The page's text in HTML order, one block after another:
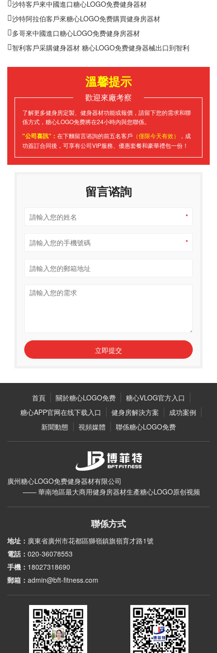
沙特客戶來中國進口糖心LOGO免费健身器材
沙特阿拉伯客戶來糖心LOGO免费購買健身房器材
多哥來中國進口糖心LOGO免费健身房器材
智利客戶采購健身器材 糖心LOGO免费健身器械出口到智利
溫馨提示
歡迎來廠考察
了解更多健身房定製、健身器材功能或報價，請留下您的需求和聯
係方式，糖心LOGO免费將在24小時內與您聯係。
"公司喜訊"： 在下麵留言谘詢的前五名客戶 （僅限今天有效）
，成
功簽訂合同後，可享有公司VIP服務、優惠套餐和豪華禮包一份！
留言谘詢
*
*
立即提交
首頁 關於糖心LOGO免费
糖心VLOG官方入口
糖心APP官网在线下载入口
健身房解決方案
成功案例
新聞動態
視頻媒體 聯係糖心LOGO免费
廣州糖心LOGO免费健身器材有限公司
—— 華南地區最大商用健身房器材生產糖心LOGO原创视频
聯係方式
地址： 廣東省廣州市花都區獅嶺鎮旗嶺育才路1號
電話： 020-36078553
手機： 18027318690
郵箱： admin@bft-fitness.com